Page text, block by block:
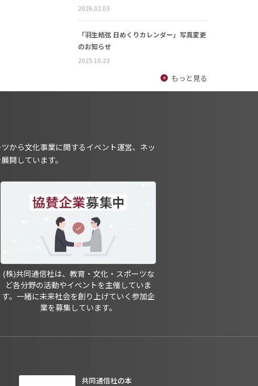
2026.02.03
「羽生結弦 日めくりカレンダー」写真変更
のお知らせ
2025.10.23
もっと見る
から文化事業に関するイベント運営、ネッ
開しています。
(株)共同通信社は、教育・文化・スポーツな
ど各分野の活動やイベントを主催していま
す。一緒に未来社会を創り上げていく参加企
業を募集しています。
共同通信社の本